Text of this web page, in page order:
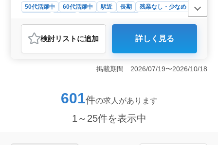
50代活躍中 60代活躍中 駅近 長期
残業なし・少なめ
おすすめポイント
＜中高年が活躍中の弁護士募集＞ つくば市で、駅から
徒歩5分の事務所での弁護士業務を募集しています。民事
事件を中心とした業務で、破産や賃貸、交通事故など幅
方が活躍中で、駅からのアクセスも良好です。 ＜業
務内容＞ 破産や民事再生、任意整理などの個人の法的
事事件に関わります。また、高齢者や障害者の虐待や財
検討リスト に追加 詳しく見る
掲載期間 2026/07/19〜2026/10/18
601件の求人があります
1～25件を表示中